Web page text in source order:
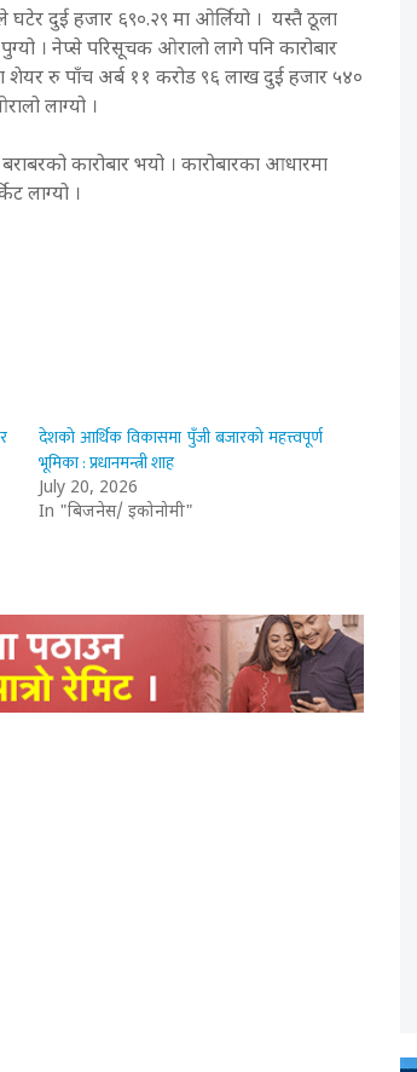
घटेर दुई हजार ६९०.२९ मा ओर्लियो । यस्तै ठूला
। नेप्से परिसूचक ओरालो लागे पनि कारोबार
रु पाँच अर्ब ११ करोड ९६ लाख दुई हजार ५४०
लाग्यो ।
कारोबार भयो । कारोबारका आधारमा
लाग्यो ।
देशको आर्थिक विकासमा पुँजी बजारको महत्त्वपूर्ण
भूमिका : प्रधानमन्त्री शाह
July 20, 2026
In "बिजनेस/ इकोनोमी"